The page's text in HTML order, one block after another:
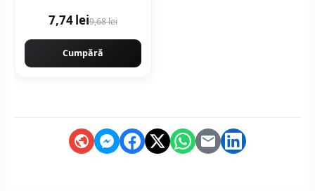
7,74 lei9,68 lei
Cumpără